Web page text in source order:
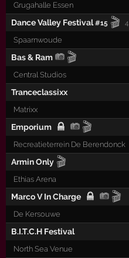
Grugahalle Essen
Dance Valley Festival#15 🎬 4
Spaarnwoude
Bas & Ram 🎬
Central Studios
Tranceclassixx
Matrixx
Emporium 🎬
Recreatieterrein De Berendonck
Armin Only 🎬
Ethias Arena
Marco V In Charge 🎬
De Kersouwe
B.I.T.C.H Festival
North Sea Venue